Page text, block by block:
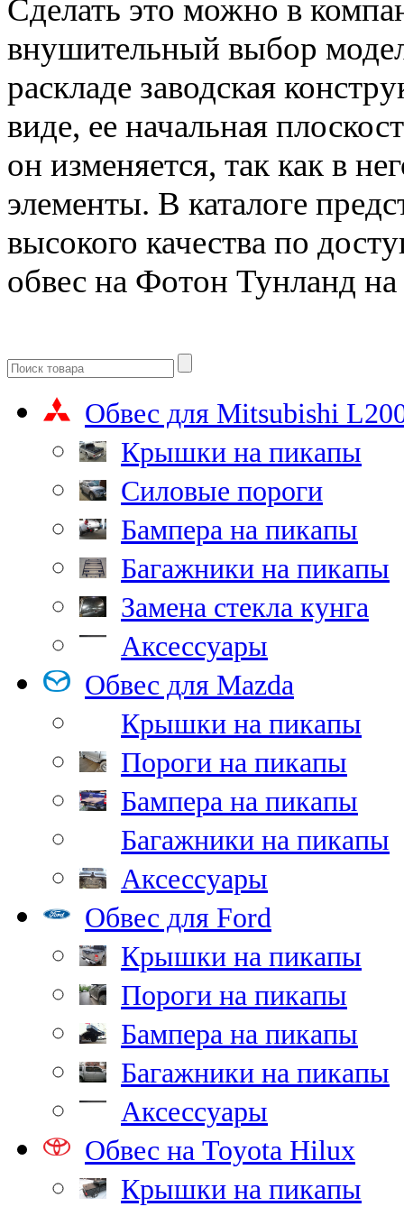
Сделать это можно в
внушительный выбор
раскладе заводская
виде, ее начальная
он изменяется, так как в
элементы. В каталоге
высокого качества по
обвес на Фотон Тунланд
Обвес для Mitsubishi
Крышки на пикапы
Силовые пороги
Бампера на пикапы
Багажники на пикапы
Замена стекла кунга
Аксессуары
Обвес для Mazda
Крышки на пикапы
Пороги на пикапы
Бампера на пикапы
Багажники на пикапы
Аксессуары
Обвес для Ford
Крышки на пикапы
Пороги на пикапы
Бампера на пикапы
Багажники на пикапы
Аксессуары
Обвес на Toyota Hilux
Крышки на пикапы